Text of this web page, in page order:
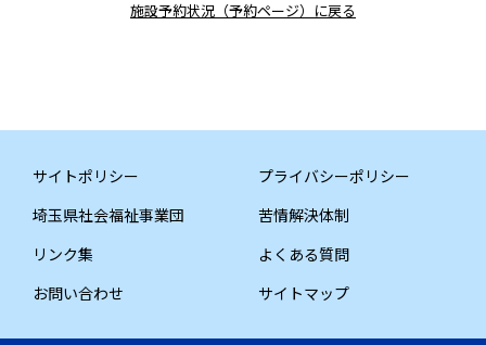
施設予約状況（予約ページ）に戻る
サイトポリシー
プライバシーポリシー
埼玉県社会福祉事業団
苦情解決体制
リンク集
よくある質問
お問い合わせ
サイトマップ